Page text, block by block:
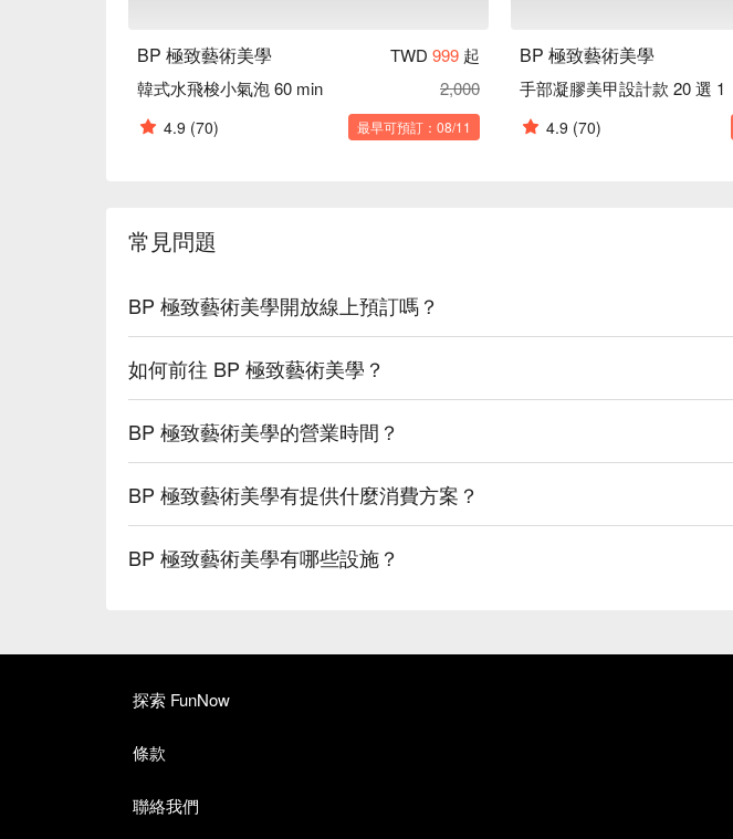
BP 極致藝術美學 TWD 999 起
韓式水飛梭小氣泡 60 min
2,000
4.9 (70) 最早可預訂：08/11
BP 極致藝術美學
手部凝膠美甲設計款 20 選 1
4.9 (70)
常見問題
BP 極致藝術美學開放線上預訂嗎？
如何前往 BP 極致藝術美學？
BP 極致藝術美學的營業時間？
BP 極致藝術美學有提供什麼消費方案？
BP 極致藝術美學有哪些設施？
探索 FunNow
條款
聯絡我們